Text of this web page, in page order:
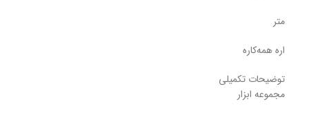
متر
اره همه‌کاره
توضیحات تکمیلی
مجموعه ابزار